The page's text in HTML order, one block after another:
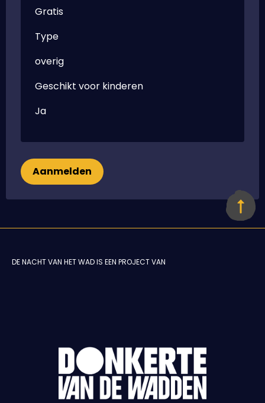
Gratis
Type
overig
Geschikt voor kinderen
Ja
Aanmelden
DE NACHT VAN HET WAD IS EEN PROJECT VAN